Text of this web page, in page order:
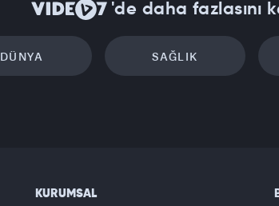
'de daha fazlasını
DÜNYA SAĞLIK
KURUMSAL